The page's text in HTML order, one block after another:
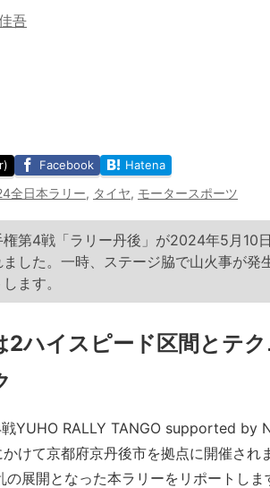
吾
Facebook Hatena
全日本ラリー, タイヤ, モータースポーツ
第4戦「ラリー丹後」が2024年5月10
した。一時、ステージ脇で山火事が発
ます。
2ハイスピード区間とテ
YUHO RALLY TANGO supported by
けて京都府京丹後市を拠点に開催され
展開となった本ラリーをリポートしま